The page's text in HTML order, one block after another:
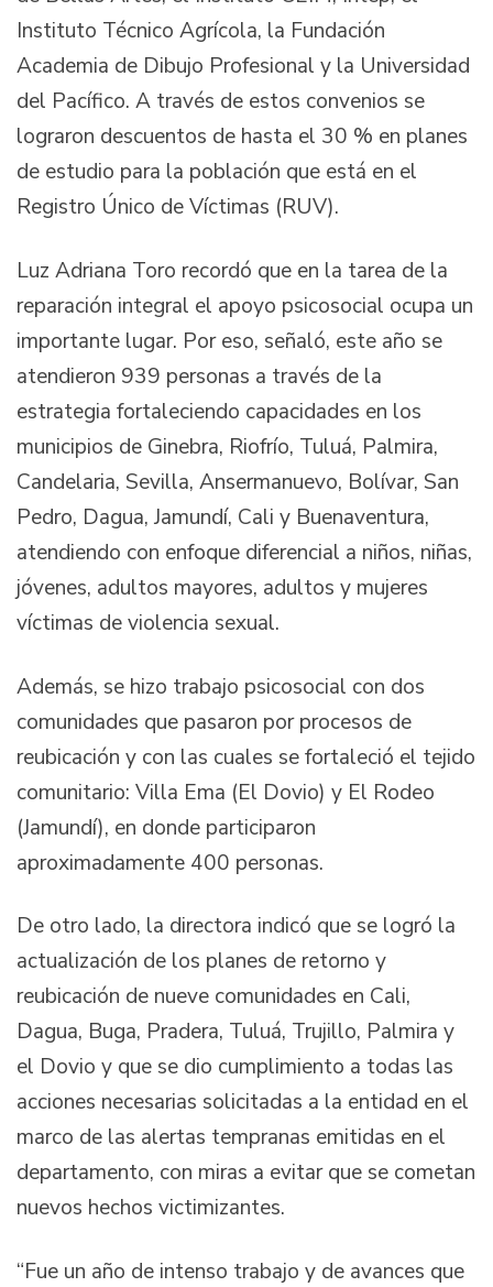
Instituto Técnico Agrícola, la Fundación
Academia de Dibujo Profesional y la Universidad
del Pacífico. A través de estos convenios se
lograron descuentos de hasta el 30 % en planes
de estudio para la población que está en el
Registro Único de Víctimas (RUV).
Luz Adriana Toro recordó que en la tarea de la
reparación integral el apoyo psicosocial ocupa un
importante lugar. Por eso, señaló, este año se
atendieron 939 personas a través de la
estrategia fortaleciendo capacidades en los
municipios de Ginebra, Riofrío, Tuluá, Palmira,
Candelaria, Sevilla, Ansermanuevo, Bolívar, San
Pedro, Dagua, Jamundí, Cali y Buenaventura,
atendiendo con enfoque diferencial a niños, niñas,
jóvenes, adultos mayores, adultos y mujeres
víctimas de violencia sexual.
Además, se hizo trabajo psicosocial con dos
comunidades que pasaron por procesos de
reubicación y con las cuales se fortaleció el tejido
comunitario: Villa Ema (El Dovio) y El Rodeo
(Jamundí), en donde participaron
aproximadamente 400 personas.
De otro lado, la directora indicó que se logró la
actualización de los planes de retorno y
reubicación de nueve comunidades en Cali,
Dagua, Buga, Pradera, Tuluá, Trujillo, Palmira y
el Dovio y que se dio cumplimiento a todas las
acciones necesarias solicitadas a la entidad en el
marco de las alertas tempranas emitidas en el
departamento, con miras a evitar que se cometan
nuevos hechos victimizantes.
“Fue un año de intenso trabajo y de avances que